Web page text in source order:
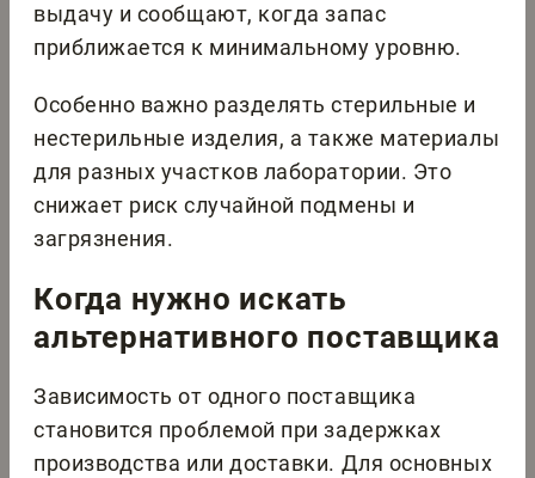
выдачу и сообщают, когда запас
приближается к минимальному уровню.
Особенно важно разделять стерильные и
нестерильные изделия, а также материалы
для разных участков лаборатории. Это
снижает риск случайной подмены и
загрязнения.
Когда нужно искать
альтернативного поставщика
Зависимость от одного поставщика
становится проблемой при задержках
производства или доставки. Для основных